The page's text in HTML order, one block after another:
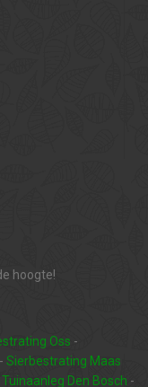
hoogte!
Oss -
- Sierbestrating Maas
Tuinaanleg Den Bosch -